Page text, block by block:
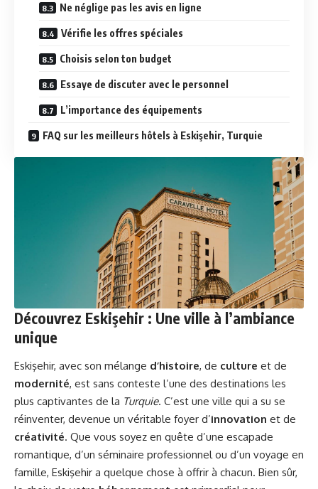
Ne néglige pas les avis en ligne
Vérifie les offres spéciales
Choisis selon ton budget
Essaye de discuter avec le personnel
L’importance des équipements
FAQ sur les meilleurs hôtels à Eskişehir, Turquie
Découvrez Eskişehir : Une ville à l’ambiance
unique
Eskişehir, avec son mélange d’histoire, de culture et de
modernité, est sans conteste l’une des destinations les
plus captivantes de la Turquie. C’est une ville qui a su se
réinventer, devenue un véritable foyer d’innovation et de
créativité. Que vous soyez en quête d’une escapade
romantique, d’un séminaire professionnel ou d’un voyage en
famille, Eskişehir a quelque chose à offrir à chacun. Bien sûr,